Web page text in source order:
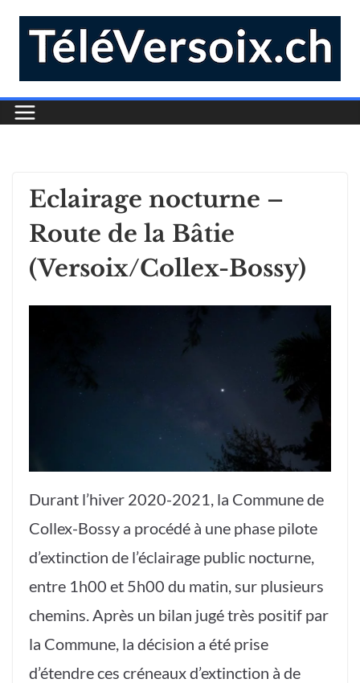
Eclairage nocturne –
Route de la Bâtie
(Versoix/Collex-Bossy)
Durant l’hiver 2020-2021, la Commune de
Collex-Bossy a procédé à une phase pilote
d’extinction de l’éclairage public nocturne,
entre 1h00 et 5h00 du matin, sur plusieurs
chemins. Après un bilan jugé très positif par
la Commune, la décision a été prise
d’étendre ces créneaux d’extinction à de